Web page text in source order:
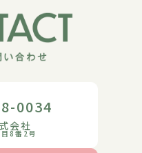
0034
会社
8番2号